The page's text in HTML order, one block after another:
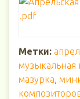
Метки:
музыкальная
мазурка,